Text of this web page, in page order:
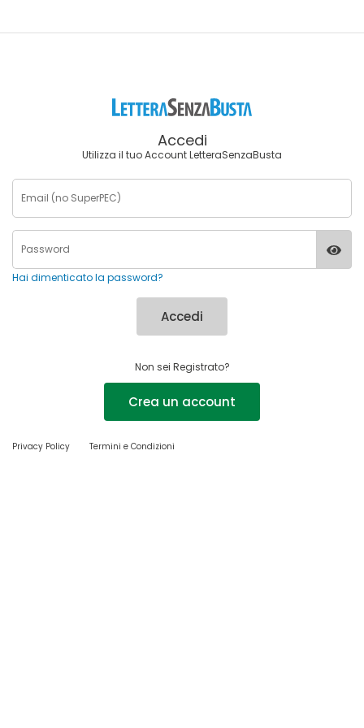
Accedi
Utilizza il tuo Account LetteraSenzaBusta
Hai dimenticato la password?
Accedi
Non sei Registrato?
Crea un account
Privacy Policy Termini e Condizioni